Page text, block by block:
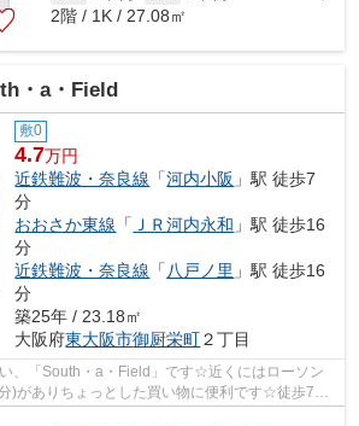
2階 / 1K / 27.08㎡
・a・Field
敷0
4.7万円
近鉄難波・奈良線 「河内小阪 」駅 徒歩7
分
おおさか東線 「 ＪＲ河内永和 」駅 徒歩16
分
近鉄難波・奈良線 「八戸ノ里 」駅 徒歩16
分
築25年 / 23.18㎡
大阪府東大阪市御厨栄町２丁目
、「South・a・Field」です☆近くにはローソン
)がありちょっとした買い物に便利です☆徒歩7分
物件です☆通風...